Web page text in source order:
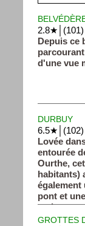
Depuis ce
d'une vue
DURBUY
Lovée
entourée
Ourthe,
habitants)
également
pont et
ravissant
sculptés.
GROTTES